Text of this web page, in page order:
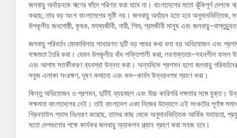
জলবায়ু অর্থায়নকে ঋণের ফাঁদে পরিণত করা যাবে না। বাংলাদেশের মতো ঝুঁকিপূর্ণ দেশকে
করছে, তার বড় অংশ বাংলাদেশের সৃষ্টি নয়। জলবায়ু অর্থায়ন হতে হবে অনুদানভিত্তিক,
উপকূলীয় জনগোষ্ঠী, কৃষক, মৎস্যজীবী, নারী, শিশু, শ্রমজীবী মানুষ এবং
জলবায়ু পরিবর্তন মোকাবিলায় সাধারণত দুটি বড় পথের কথা বলা হয় অভিযোজন এবং
সক্ষমতা তৈরি করা। যেমন উপকূলীয় বাঁধ শক্তিশালী করা, লবণাক্ততা–সহনশীল ফসল
এবং আগাম সতর্কীকরণ ব্যবস্থা উন্নত করা। অন্যদিকে প্রশমন হলো জলবায়ু
সবুজ এলাকা সংরক্ষণ, দূষণ কমানো এবং কম–কার্বন উন্নয়নপথ গ্রহণ করা।
কিন্তু অভিযোজন ও প্রশমন, দুটিই ব্যয়বহুল এবং উচ্চ কারিগরি দক্ষতার সঙ্গে যুক্ত।
সক্ষমতা বাংলাদেশের নেই। তাই বাংলাদেশ একা নিজের উদ্যোগে এই সংকটের পূর্ণাঙ্গ
গ্রিনহাউস গ্যাস নিঃসরণ করেছে, তাদের কাছ থেকে অনুদানভিত্তিক আর্থিক সহায়তা,
মতো দেশগুলোর পক্ষে কার্যকর জলবায়ু অ্যাকশন প্ল্যান গ্রহণ করা সহজ হবে।